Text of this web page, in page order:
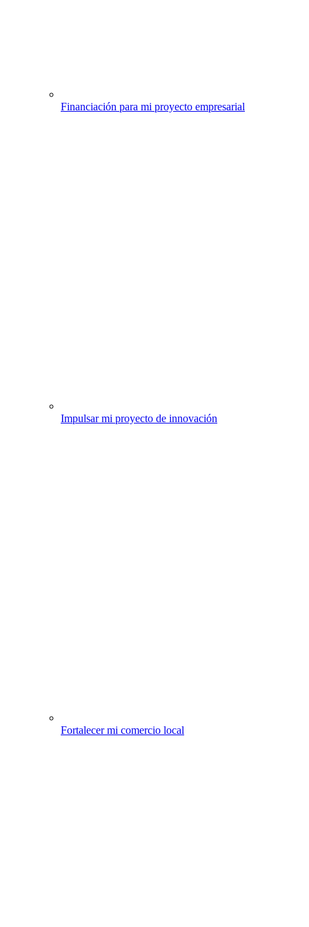
Financiación para mi proyecto empresarial
Impulsar mi proyecto de innovación
Fortalecer mi comercio local